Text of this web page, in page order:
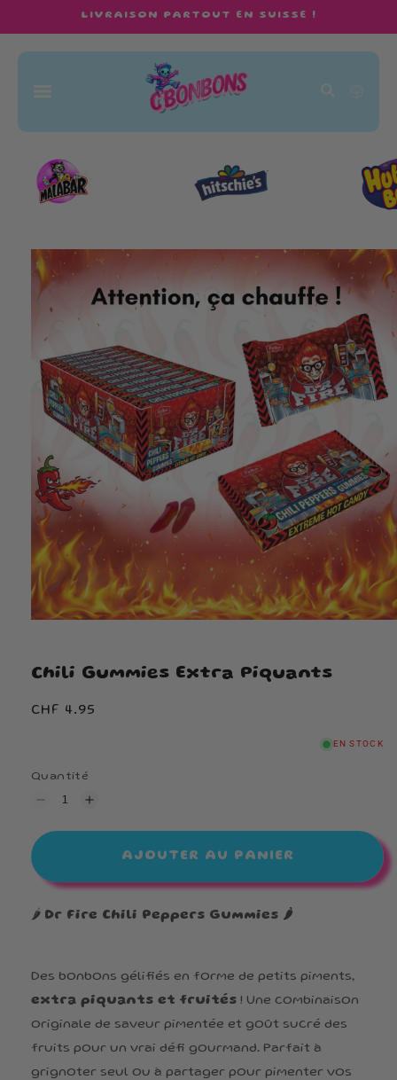
au
contenu
LIVRAISON PARTOUT EN SUISSE !
Panier
informations
produits
Chili Gummies Extra Piquants
Prix
CHF 4.95
EN STOCK
Quantité
Réduire
quantité
Extra
Augmenter
quantité
Extra
AJOUTER AU PANIER
🌶️ Dr Fire Chili Peppers Gummies 🌶️
Des bonbons gélifiés en forme de petits piments,
extra piquants et fruités ! Une combinaison
originale de saveur pimentée et goût sucré des
fruits pour un vrai défi gourmand. Parfait à
grignoter seul ou à partager pour pimenter vos